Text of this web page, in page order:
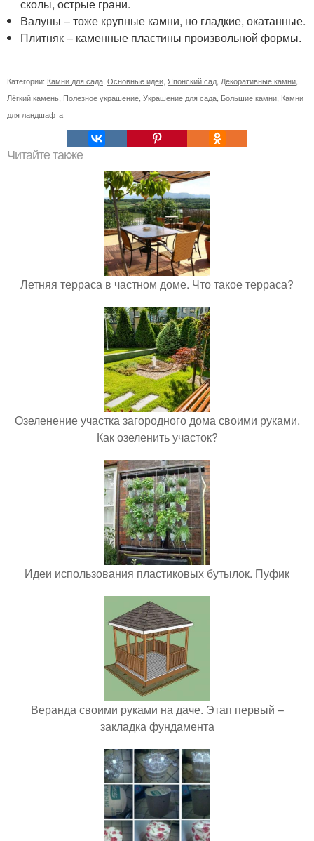
сколы, острые грани.
Валуны – тоже крупные камни, но гладкие, окатанные.
Плитняк – каменные пластины произвольной формы.
Категории: Камни для сада Основные идеи Японский сад Декоративные камни
Лёгкий камень Полезное украшение Украшение для сада Большие камни Камни
для ландшафта
Читайте также
Летняя терраса в частном доме. Что такое терраса?
Озеленение участка загородного дома своими руками.
Как озеленить участок?
Идеи использования пластиковых бутылок. Пуфик
Веранда своими руками на даче. Этап первый –
закладка фундамента